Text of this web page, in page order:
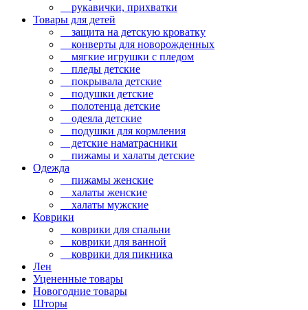
рукавички, прихватки
Товары для детей
защита на детскую кроватку
конверты для новорожденных
мягкие игрушки с пледом
пледы детские
покрывала детские
подушки детские
полотенца детские
одеяла детские
подушки для кормления
детские наматрасники
пижамы и халаты детские
Одежда
пижамы женские
халаты женские
халаты мужские
Коврики
коврики для спальни
коврики для ванной
коврики для пикника
Лен
Уцененные товары
Новогодние товары
Шторы